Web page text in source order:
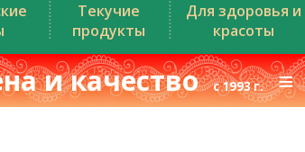
Текучие
продукты
Для здоровья и
красоты
и качествос 1993 г.≡